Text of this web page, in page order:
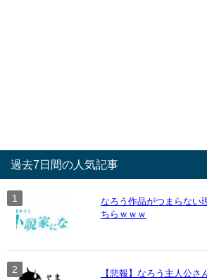
過去7日間の人気記事
なろう作品がつまらない
ちらｗｗｗ
【悲報】なろう主人公さ